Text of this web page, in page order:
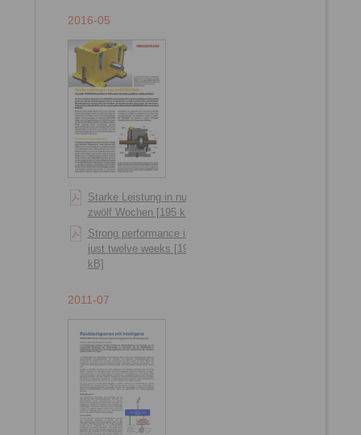
2016-05
Starke Leistung in nur
zwölf Wochen [195 kB]
Strong performance in
just twelve weeks [192
kB]
2011-07